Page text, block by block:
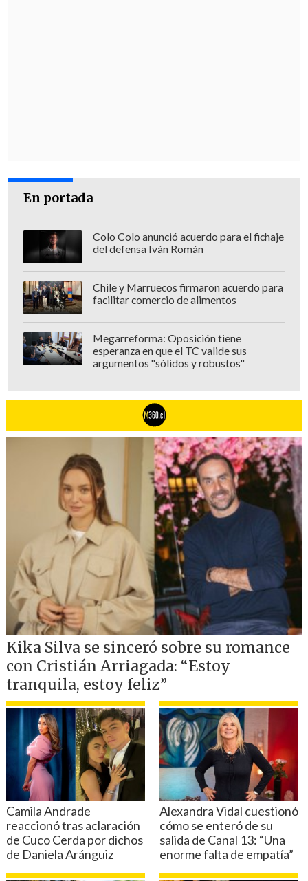
En portada
Colo Colo anunció acuerdo para el fichaje
del defensa Iván Román
Chile y Marruecos firmaron acuerdo para
facilitar comercio de alimentos
Megarreforma: Oposición tiene
esperanza en que el TC valide sus
argumentos "sólidos y robustos"